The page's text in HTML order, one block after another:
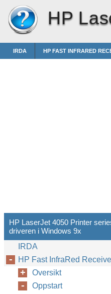
HP
IRDA HP FAST INFRARED
HP LaserJet 4050 Printer
driveren i Windows 9x
IRDA
HP Fast InfraRed
Oversikt
Oppstart